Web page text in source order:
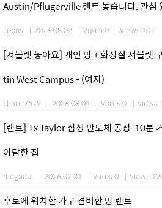
Austin/Pflugerville 렌트 놓습니다. 관심
Joons | 2026.08.02 | Votes 0 | Views 107
[서블렛 놓아요] 개인 방 + 화장실 서블
tin West Campus - (여자)
charis7579 | 2026.08.01 | Votes 0 | Views
[렌트] Tx Taylor 삼성 반도체 공장 10분
아담한 집
megaepi | 2026.07.31 | Votes 0 | Views
후토에 위치한 가구 겸비한 방 렌트